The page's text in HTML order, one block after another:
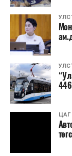
Түгжрэлээс
тооцоход нэг
түгжрэлд
зарцуулдаг
8,238.6 төгрөг,
шатахууны
“Улаанбаатар
ачаалал
шатахууны
боломжтой
үндэслэлд
ЦАГ